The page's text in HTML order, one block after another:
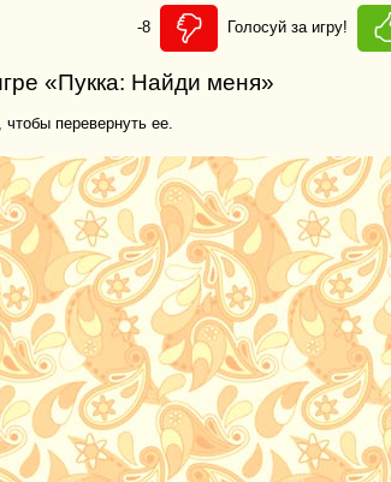
-8 Голосуй за игру!
«Пукка: Найди меня»
перевернуть ее.